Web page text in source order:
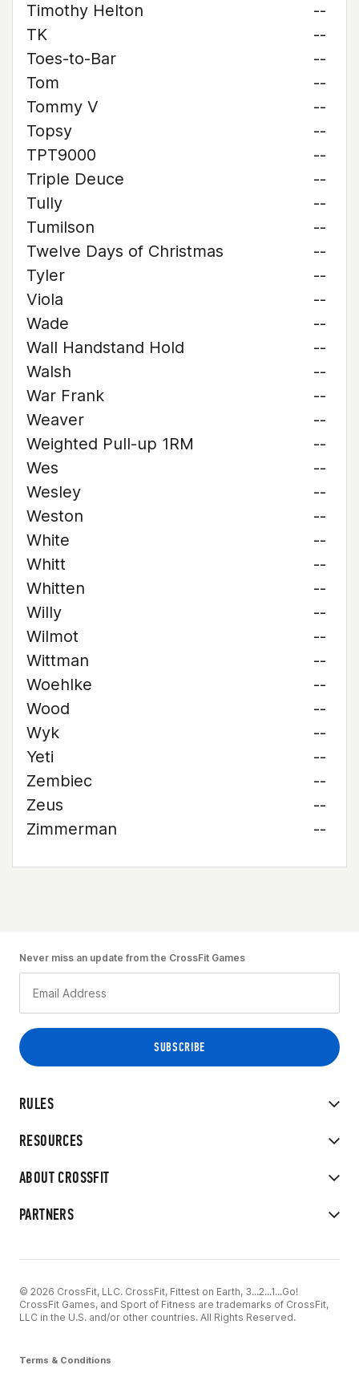
Timothy Helton
--
TK
--
Toes-to-Bar
--
Tom
--
Tommy V
--
Topsy
--
TPT9000
--
Triple Deuce
--
Tully
--
Tumilson
--
Twelve Days of Christmas
--
Tyler
--
Viola
--
Wade
--
Wall Handstand Hold
--
Walsh
--
War Frank
--
Weaver
--
Weighted Pull-up 1RM
--
Wes
--
Wesley
--
Weston
--
White
--
Whitt
--
Whitten
--
Willy
--
Wilmot
--
Wittman
--
Woehlke
--
Wood
--
Wyk
--
Yeti
--
Zembiec
--
Zeus
--
Zimmerman
--
RULES
RESOURCES
ABOUT CROSSFIT
PARTNERS
Never miss an update from the CrossFit Games
© 2026 CrossFit, LLC. CrossFit, Fittest on Earth, 3...2...1...Go!
CrossFit Games, and Sport of Fitness are trademarks of CrossFit,
LLC in the U.S. and/or other countries. All Rights Reserved.
Terms & Conditions